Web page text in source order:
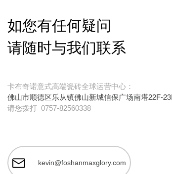
如您有任何疑问
请随时与我们联系
卡布奇诺意式高端瓷砖全球运营中心：
佛山市顺德区乐从镇佛山新城信保广场南塔22F-
请您拨打 0757-82560338
kevin@foshanmaxglory.com